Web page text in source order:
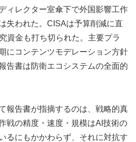
ィレクター室傘下で外国影響工作
失われた。CISAは予算削減に直
資金も打ち切られた。主要プラ
にコンテンツモデレーション方針
告書は防衛エコシステムの全面的
報告書が指摘するのは、戦略的真
戦の精度・速度・規模はAI技術の
るにもかかわらず、それに対抗す